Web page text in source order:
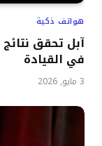
هواتف ذكية
آبل تحقق
في القيادة
3 مايو, 2026